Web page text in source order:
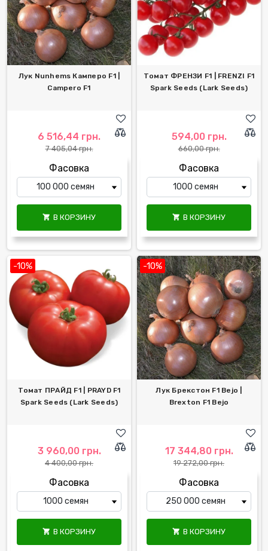
Лук Nunhems Камперо F1 |
Campero F1
6 516,44 грн.
7 405,04 грн.
Фасовка
 В КОРЗИНУ
Томат ФРЕНЗИ F1 | FRENZI F1
Spark Seeds (Lark Seeds)
594,00 грн.
660,00 грн.
Фасовка
 В КОРЗИНУ
-10%
Томат ПРАЙД F1 | PRAYD F1
Spark Seeds (Lark Seeds)
3 960,00 грн.
4 400,00 грн.
Фасовка
 В КОРЗИНУ
-10%
Лук Брекстон F1 Bejo |
Brexton F1 Bejo
17 344,80 грн.
19 272,00 грн.
Фасовка
 В КОРЗИНУ